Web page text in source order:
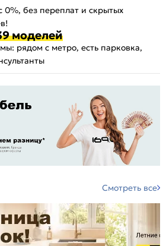
0%, без переплат и скрытых
моделей
рядом с метро, есть парковка,
Смотреть все